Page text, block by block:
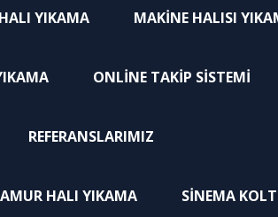
YIKAMA MAKINE HALISI
ONLINE TAKIP SISTEMI
REFERANSLARIMIZ
HALI YIKAMA SINEMA